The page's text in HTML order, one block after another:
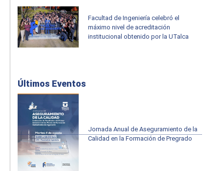
Facultad de Ingeniería celebró el
máximo nivel de acreditación
institucional obtenido por la UTalca
Últimos Eventos
Jornada Anual de Aseguramiento de la
Calidad en la Formación de Pregrado